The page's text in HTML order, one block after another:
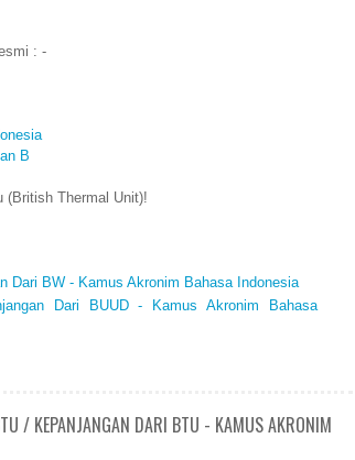
: -
B
(British Thermal Unit)!
Dari BW - Kamus Akronim Bahasa Indonesia
Dari BUUD - Kamus Akronim Bahasa
/ KEPANJANGAN DARI BTU - KAMUS AKRONIM